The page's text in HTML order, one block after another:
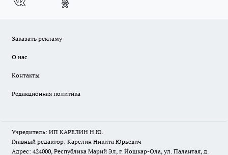
Заказать рекламу
О нас
Контакты
Редакционная политика
Учредитель: ИП КАРЕЛИН Н.Ю.
Главный редактор: Карелин Никита Юрьевич
Адрес: 424000, Республика Марий Эл, г. Йошкар-Ола, ул. Палантая, д.